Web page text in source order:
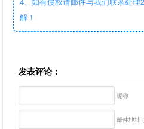
解！
发表评论：
昵称
邮件地址